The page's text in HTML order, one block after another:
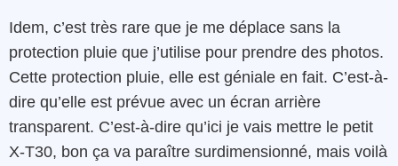
Idem, c’est très rare que je me déplace sans la
protection pluie que j’utilise pour prendre des photos.
Cette protection pluie, elle est géniale en fait. C’est-à-
dire qu’elle est prévue avec un écran arrière
transparent. C’est-à-dire qu’ici je vais mettre le petit
X-T30, bon ça va paraître surdimensionné, mais voilà